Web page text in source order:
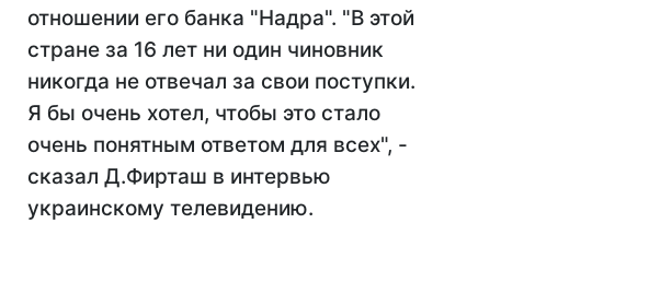
отношении его банка "Надра". "В этой
стране за 16 лет ни один чиновник
никогда не отвечал за свои поступки.
Я бы очень хотел, чтобы это стало
очень понятным ответом для всех", -
сказал Д.Фирташ в интервью
украинскому телевидению.